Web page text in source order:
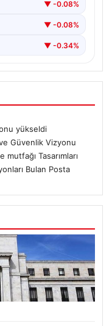
▼ -0.08%
▼ -0.08%
▼ -0.34%
yükseldi
Güvenlik Vizyonu
Tasarımları
Bulan Posta